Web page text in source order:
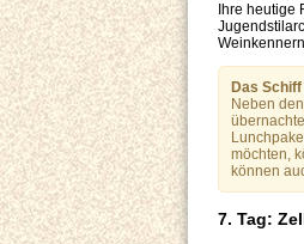
Ihre heutige
Das
Neben
möchten,
können
7. Tag: